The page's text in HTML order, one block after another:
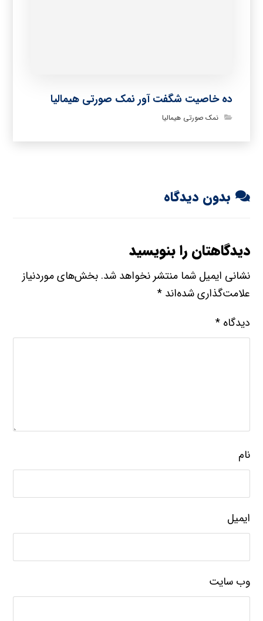
ده خاصیت شگفت آور نمک صورتی هیمالیا
نمک صورتی هیمالیا
بدون دیدگاه
دیدگاهتان را بنویسید
نشانی ایمیل شما منتشر نخواهد شد. بخش‌های موردنیاز
علامت‌گذاری شده‌اند*
دیدگاه*
نام
ایمیل
وب‌ سایت